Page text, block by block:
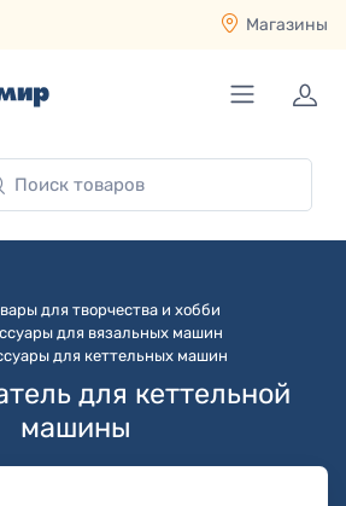
Магазины
для творчества и хобби
для вязальных машин
для кеттельных машин
для кеттельной
машины